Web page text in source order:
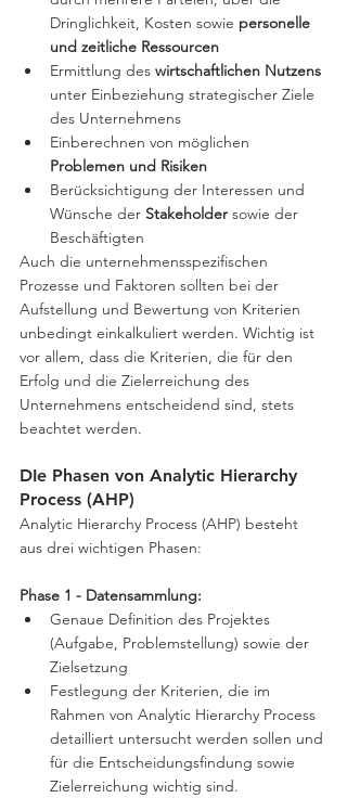
Dringlichkeit, Kosten sowie personelle
und zeitliche Ressourcen
Ermittlung des wirtschaftlichen Nutzens
unter Einbeziehung strategischer Ziele
des Unternehmens
Einberechnen von möglichen
Problemen und Risiken
Berücksichtigung der Interessen und
Wünsche der Stakeholder sowie der
Beschäftigten
Auch die unternehmensspezifischen
Prozesse und Faktoren sollten bei der
Aufstellung und Bewertung von Kriterien
unbedingt einkalkuliert werden. Wichtig ist
vor allem, dass die Kriterien, die für den
Erfolg und die Zielerreichung des
Unternehmens entscheidend sind, stets
beachtet werden.
DIe Phasen von Analytic Hierarchy
Process (AHP)
Analytic Hierarchy Process (AHP) besteht
aus drei wichtigen Phasen:
Phase 1 - Datensammlung:
Genaue Definition des Projektes
(Aufgabe, Problemstellung) sowie der
Zielsetzung
Festlegung der Kriterien, die im
Rahmen von Analytic Hierarchy Process
detailliert untersucht werden sollen und
für die Entscheidungsfindung sowie
Zielerreichung wichtig sind.